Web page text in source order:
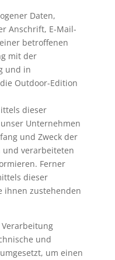
Daten,
Anschrift, E-Mail-
betroffenen
mit der
und in
Outdoor-Edition
dieser
Unternehmen
und Zweck der
und verarbeiteten
Ferner
dieser
ihnen zustehenden
und
um einen